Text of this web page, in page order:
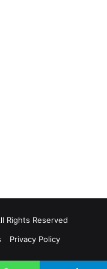
Rights Reserved
Privacy Policy